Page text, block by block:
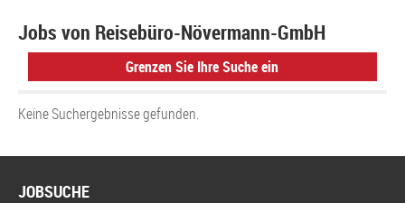
Jobs von Reisebüro-Növermann-GmbH
Grenzen Sie Ihre Suche ein
Keine Suchergebnisse gefunden.
JOBSUCHE